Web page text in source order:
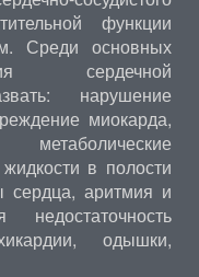
функции
Среди основных
сердечной
нарушение
миокарда,
в полости
сердца, аритмия и
одышки,